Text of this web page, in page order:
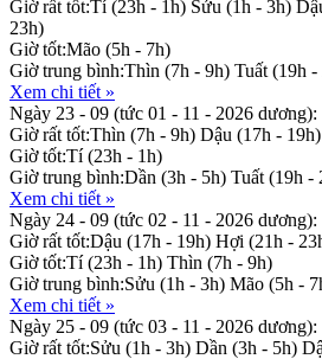
Giờ rất tốt:Tí (23h - 1h) Sửu (1h - 3h)
23h)
Giờ tốt:Mão (5h - 7h)
Giờ trung bình:Thìn (7h - 9h) Tuất (19h -
Xem chi tiết »
Ngày 23 - 09 (tức 01 - 11 - 2026 dương):
Giờ rất tốt:Thìn (7h - 9h) Dậu (17h - 19h)
Giờ tốt:Tí (23h - 1h)
Giờ trung bình:Dần (3h - 5h) Tuất (19h -
Xem chi tiết »
Ngày 24 - 09 (tức 02 - 11 - 2026 dương):
Giờ rất tốt:Dậu (17h - 19h) Hợi (21h -
Giờ tốt:Tí (23h - 1h) Thìn (7h - 9h)
Giờ trung bình:Sửu (1h - 3h) Mão (5h -
Xem chi tiết »
Ngày 25 - 09 (tức 03 - 11 - 2026 dương):
Giờ rất tốt:Sửu (1h - 3h) Dần (3h - 5h)